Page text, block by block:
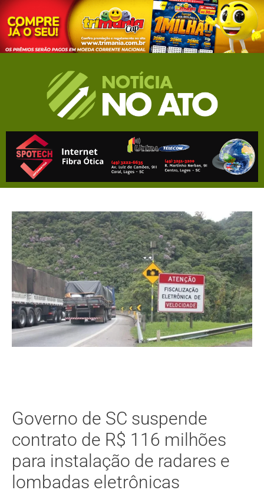
Governo de SC suspende
contrato de R$ 116 milhões
para instalação de radares e
lombadas eletrônicas